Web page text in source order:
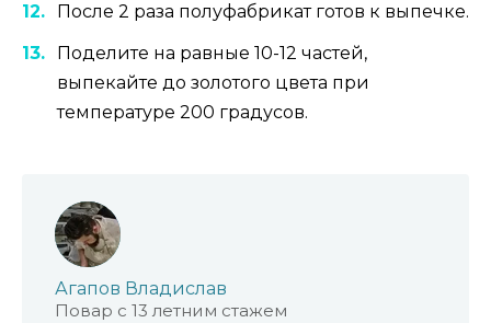
После 2 раза полуфабрикат готов к выпечке.
Поделите на равные 10-12 частей,
выпекайте до золотого цвета при
температуре 200 градусов.
Агапов Владислав
Повар с 13 летним стажем